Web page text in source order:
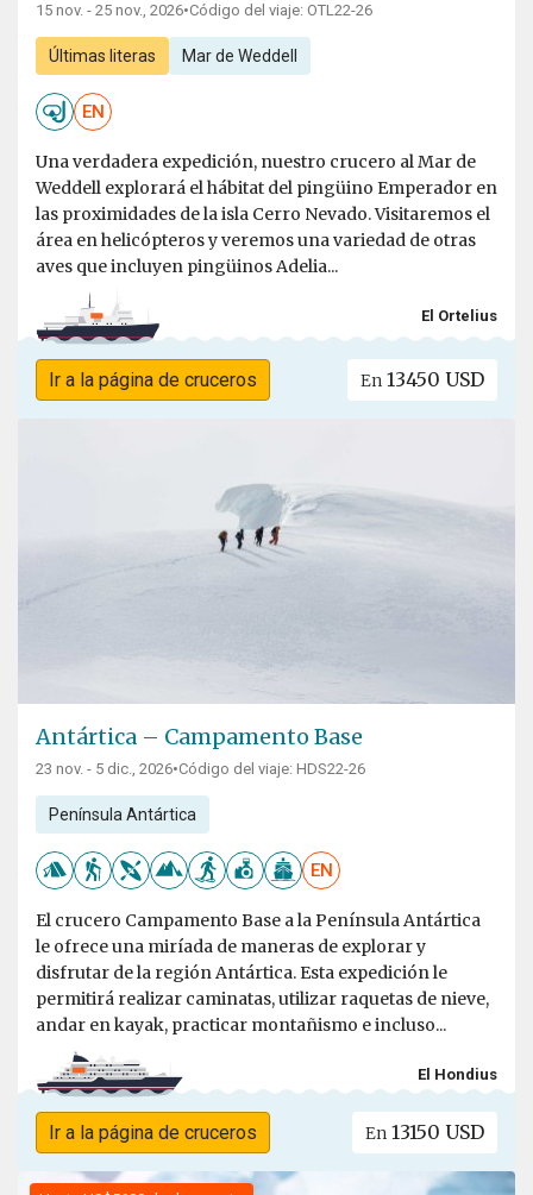
15 nov. - 25 nov., 2026•Código del viaje: OTL22-26
Últimas literas Mar de Weddell
EN
Una verdadera expedición, nuestro crucero al Mar de
Weddell explorará el hábitat del pingüino Emperador en
las proximidades de la isla Cerro Nevado. Visitaremos el
área en helicópteros y veremos una variedad de otras
aves que incluyen pingüinos Adelia...
El Ortelius
Ir a la página de cruceros En 13450 USD
Antártica – Campamento Base
23 nov. - 5 dic., 2026•Código del viaje: HDS22-26
Península Antártica
EN
El crucero Campamento Base a la Península Antártica
le ofrece una miríada de maneras de explorar y
disfrutar de la región Antártica. Esta expedición le
permitirá realizar caminatas, utilizar raquetas de nieve,
andar en kayak, practicar montañismo e incluso...
El Hondius
Ir a la página de cruceros En 13150 USD